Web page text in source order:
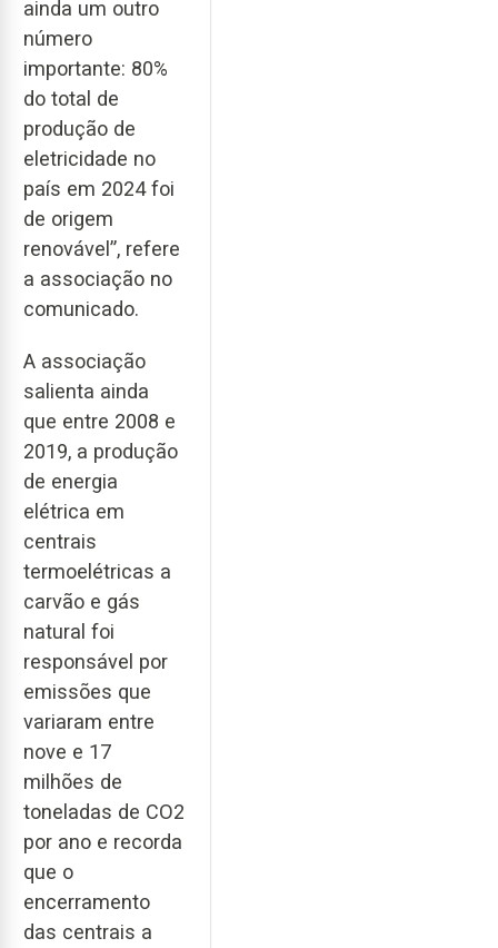
ainda um outro
número
importante: 80%
do total de
produção de
eletricidade no
país em 2024 foi
de origem
renovável”, refere
a associação no
comunicado.
A associação
salienta ainda
que entre 2008 e
2019, a produção
de energia
elétrica em
centrais
termoelétricas a
carvão e gás
natural foi
responsável por
emissões que
variaram entre
nove e 17
milhões de
toneladas de CO2
por ano e recorda
que o
encerramento
das centrais a